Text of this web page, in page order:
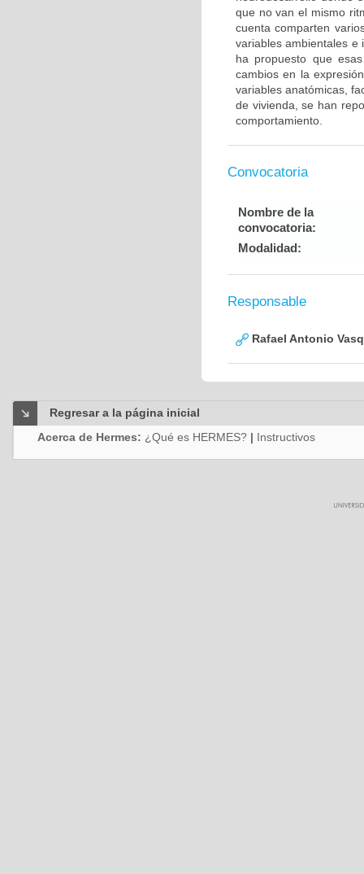
que no van el mismo
cuenta comparten
variables ambientales e
ha propuesto que
cambios en la
variables anatómicas,
de vivienda, se han
comportamiento.
Convocatoria
Nombre de la
convocatoria:
Modalidad:
Responsable
Rafael Antonio
Regresar a la página inicial
Acerca de Hermes: ¿Qué es HERMES? | Instructivos